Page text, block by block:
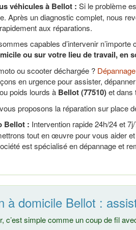
véhicules à Bellot : Si le problème
Après un diagnostic complet, nous
aux réparations.
capables d’intervenir
ou sur votre lieu de travail, en
ou scooter déchargée ?
en urgence pour assister,
poids lourds à Bellot (77510)et dans
proposons la réparation sur place
Bellot : Intervention rapide 24h/24 et
tout en œuvre pour vous aider
est spécialisé en dépannage et
à domicile Bellot :
c’est simple comme un coup de fil